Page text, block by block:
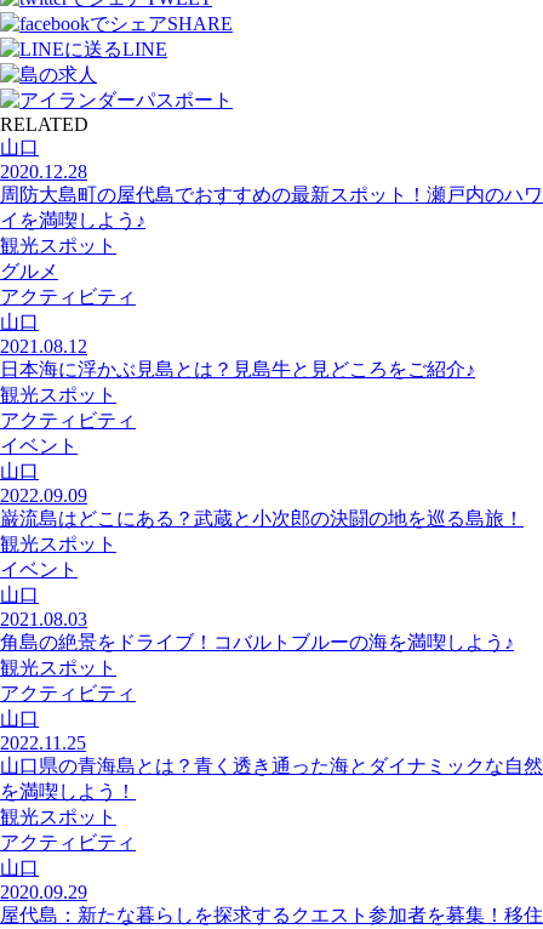
SHARE
LINE
RELATED
山口
2020.12.28
周防大島町の屋代島でおすすめの最新スポット！瀬戸内のハワ
イを満喫しよう♪
観光スポット
グルメ
アクティビティ
山口
2021.08.12
日本海に浮かぶ見島とは？見島牛と見どころをご紹介♪
観光スポット
アクティビティ
イベント
山口
2022.09.09
巌流島はどこにある？武蔵と小次郎の決闘の地を巡る島旅！
観光スポット
イベント
山口
2021.08.03
角島の絶景をドライブ！コバルトブルーの海を満喫しよう♪
観光スポット
アクティビティ
山口
2022.11.25
山口県の青海島とは？青く透き通った海とダイナミックな自然
を満喫しよう！
観光スポット
アクティビティ
山口
2020.09.29
屋代島：新たな暮らしを探求するクエスト参加者を募集！移住